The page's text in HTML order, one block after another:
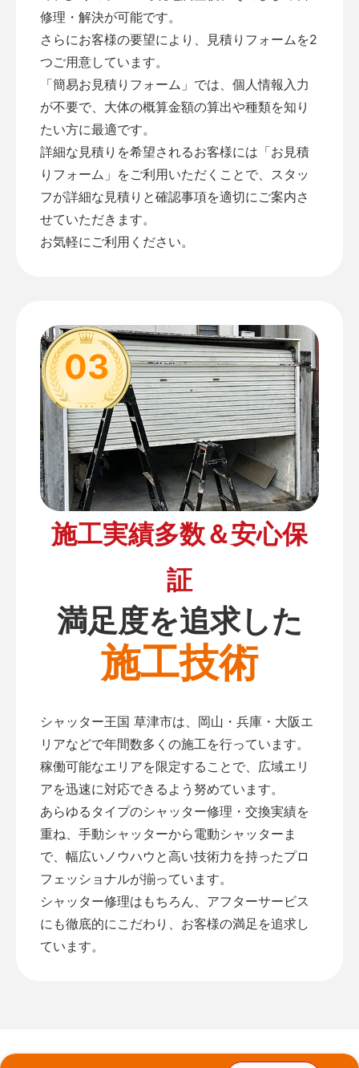
修理・解決が可能です。
さらにお客様の要望により、見積りフォームを2
つご用意しています。
「簡易お見積りフォーム 」では、個人情報入力
が不要で、大体の概算金額の算出や種類を知り
たい方に最適です。
詳細な見積りを希望されるお客様には「お見積
りフォーム 」をご利用いただくことで、スタッ
フが詳細な見積りと確認事項を適切にご案内さ
せていただきます。
お気軽にご利用ください。
03
施工実績多数＆安心保
証
満足度を追求した
施工技術
シャッター王国 草津市は、岡山・兵庫・大阪エ
リアなどで年間数多くの施工を行っています。
稼働可能なエリアを限定することで、広域エリ
アを迅速に対応できるよう努めています。
あらゆるタイプのシャッター修理・交換実績を
重ね、手動シャッターから電動シャッターま
で、幅広いノウハウと高い技術力を持ったプロ
フェッショナルが揃っています。
シャッター修理はもちろん、アフターサービス
にも徹底的にこだわり、お客様の満足を追求し
ています。